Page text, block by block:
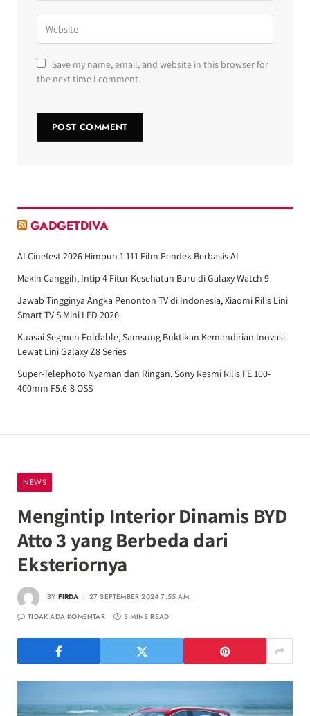
Save my name, email, and website in this browser for
the next time I comment.
GADGETDIVA
AI Cinefest 2026 Himpun 1.111 Film Pendek Berbasis AI
Makin Canggih, Intip 4 Fitur Kesehatan Baru di Galaxy Watch 9
Jawab Tingginya Angka Penonton TV di Indonesia, Xiaomi Rilis Lini
Smart TV S Mini LED 2026
Kuasai Segmen Foldable, Samsung Buktikan Kemandirian Inovasi
Lewat Lini Galaxy Z8 Series
Super-Telephoto Nyaman dan Ringan, Sony Resmi Rilis FE 100-
400mm F5.6-8 OSS
NEWS
Mengintip Interior Dinamis BYD
Atto 3 yang Berbeda dari
Eksteriornya
BY FIRDA
27 SEPTEMBER 2024 7:55 AM
TIDAK ADA KOMENTAR
3 MINS READ